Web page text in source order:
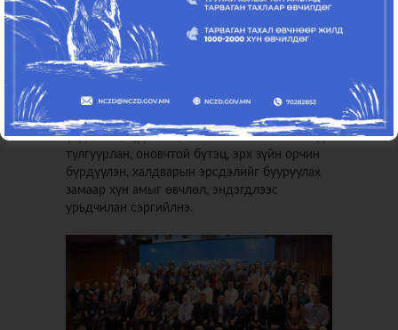
эрсдэлээс сэргийлэх
СТРАТЕГИЙН ЗОРИЛГО
Зоонозын өвчнийг тандах, хянах, эрт
сэрэмжлүүлэх, хариу арга хэмжээг эмч
мэрэгжилтнүүдийн туршлага, чадавхид
үндэслэн, судалгаа, шинжилгээ, нотолгоонд
тулгуурлан, оновчтой бүтэц, эрх зүйн орчин
бүрдүүлэн, халдварын эрсдэлийг бууруулах
замаар хүн амыг өвчлөл, эндэгдлээс
урьдчилан сэргийлнэ.